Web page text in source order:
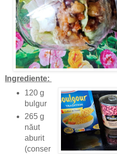
Ingrediente:
120 g
bulgur
265 g
năut
aburit
(conser